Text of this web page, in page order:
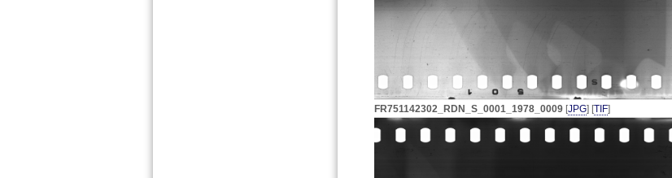
FR751142302_RDN_S_0001_1978_0009 [JPG] [TIF]